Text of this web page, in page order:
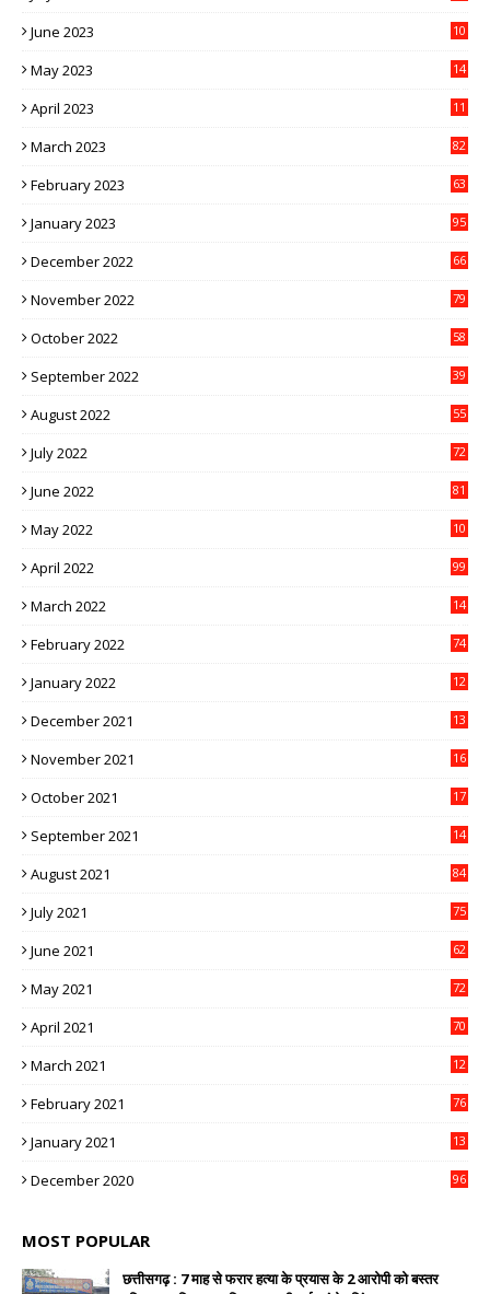
June 2023
10
May 2023
14
April 2023
11
March 2023 82
February 2023 63
January 2023 95
December 2022 66
November 2022 79
October 2022 58
September 2022 39
August 2022 55
July 2022 72
June 2022 81
May 2022
10
April 2022 99
March 2022
14
February 2022 74
January 2022
12
December 2021
13
November 2021
16
October 2021
17
September 2021
14
August 2021 84
July 2021 75
June 2021 62
May 2021 72
April 2021 70
March 2021
12
February 2021 76
January 2021
13
December 2020 96
MOST POPULAR
छत्तीसगढ़ : 7 माह से फरार हत्या के प्रयास के 2 आरोपी को बस्तर